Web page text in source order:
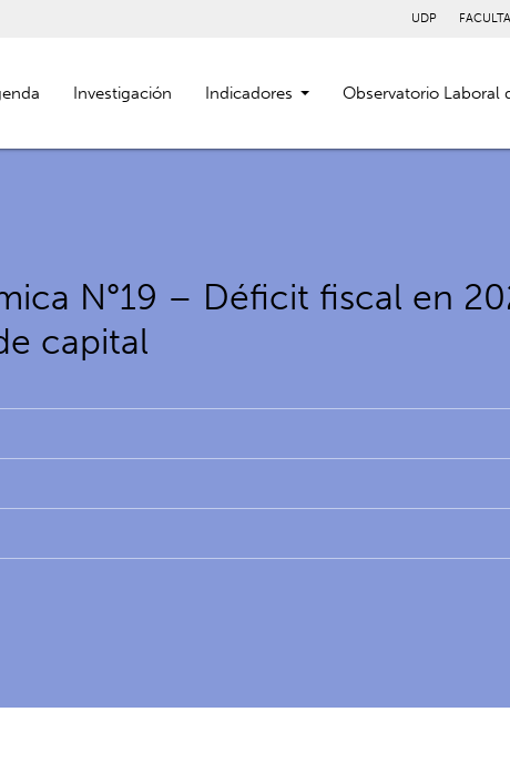
UDP
Investigación Indicadores Observatorio Laboral
N°19 – Déficit fiscal en
capital